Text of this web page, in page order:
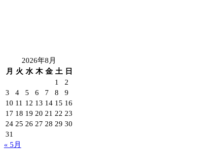
2026年8月
月
火 水 木 金 土
日
1
2
3
4 5 6 7 8
9
10 11 12 13 14 15 16
17 18 19 20 21 22 23
24 25 26 27 28 29 30
31
« 5月